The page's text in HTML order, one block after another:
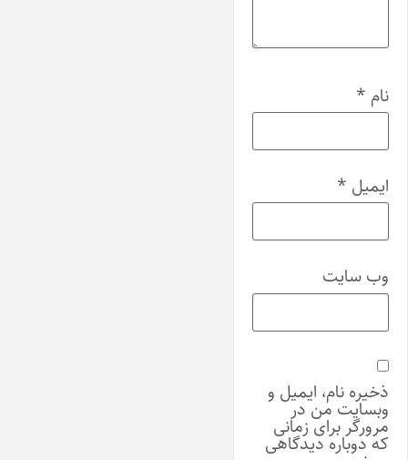
نام *
ایمیل *
وب‌ سایت
ذخیره نام، ایمیل و
وبسایت من در
مرورگر برای زمانی
که دوباره دیدگاهی